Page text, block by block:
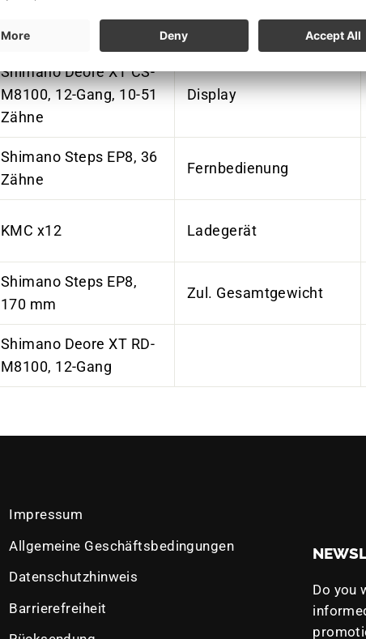
Lock
Shimano Deore XT CS-
M8100, 12-Gang, 10-51
Zähne
Display
Shimano Steps EP8, 36
Zähne
Fernbedienung
KMC x12 Ladegerät
Shimano Steps EP8,
170 mm
Zul. Gesamtgewicht
Shimano Deore XT RD-
M8100, 12-Gang
Impressum
Allgemeine Geschäftsbedingungen
Datenschutzhinweis
Barrierefreiheit
Do you